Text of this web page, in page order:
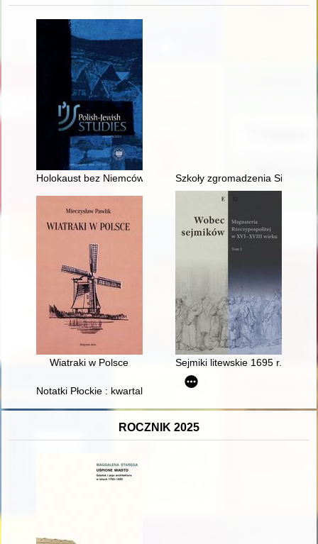
Holokaust bez Niemców : recenzja książki Anny Bikont,
Szkoły zgromadzenia Sióstr
Wiatraki w Polsce Sejmiki litewskie 1695 r.
Notatki Płockie : kwartalnik Towarzystwa Naukowego
ROCZNIK 2025